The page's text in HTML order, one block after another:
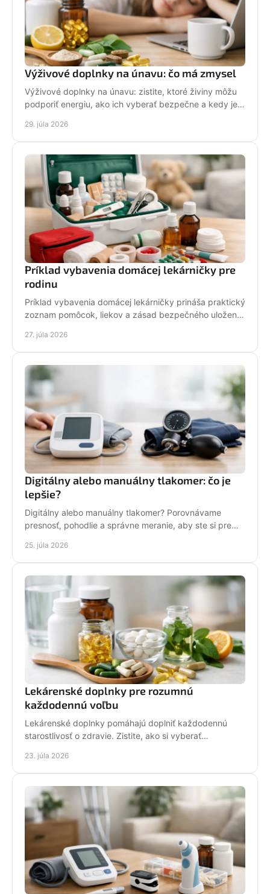
Výživové doplnky na únavu: čo má zmysel
Výživové doplnky na únavu: zistite, ktoré živiny môžu
podporiť energiu, ako ich vyberať bezpečne a kedy je
29. júla 2026
Príklad vybavenia domácej lekárničky pre
rodinu
Príklad vybavenia domácej lekárničky prináša praktický
zoznam pomôcok, liekov a zásad bezpečného uloženia
27. júla 2026
Digitálny alebo manuálny tlakomer: čo je
lepšie?
Digitálny alebo manuálny tlakomer? Porovnávame
presnosť, pohodlie a správne meranie, aby ste si pre
25. júla 2026
Lekárenské doplnky pre rozumnú
každodennú voľbu
Lekárenské doplnky pomáhajú doplniť každodennú
starostlivosť o zdravie. Zistite, ako si vyberať
deň.
23. júla 2026